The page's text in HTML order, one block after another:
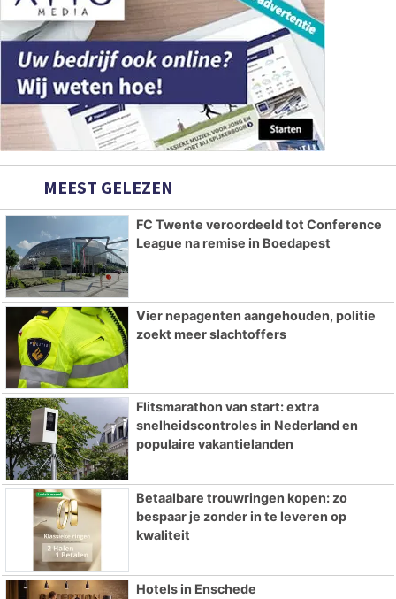
MEEST GELEZEN
FC Twente veroordeeld tot Conference
League na remise in Boedapest
Vier nepagenten aangehouden, politie
zoekt meer slachtoffers
Flitsmarathon van start: extra
snelheidscontroles in Nederland en
populaire vakantielanden
Betaalbare trouwringen kopen: zo
bespaar je zonder in te leveren op
kwaliteit
Hotels in Enschede